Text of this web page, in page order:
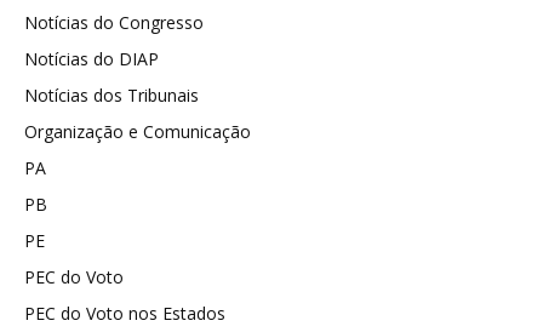
Notícias do Congresso
Notícias do DIAP
Notícias dos Tribunais
Organização e Comunicação
PA
PB
PE
PEC do Voto
PEC do Voto nos Estados